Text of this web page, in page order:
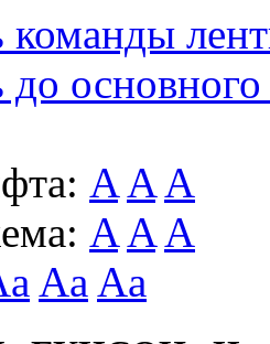
команды
основного
A A A
A A A
Aa Aa